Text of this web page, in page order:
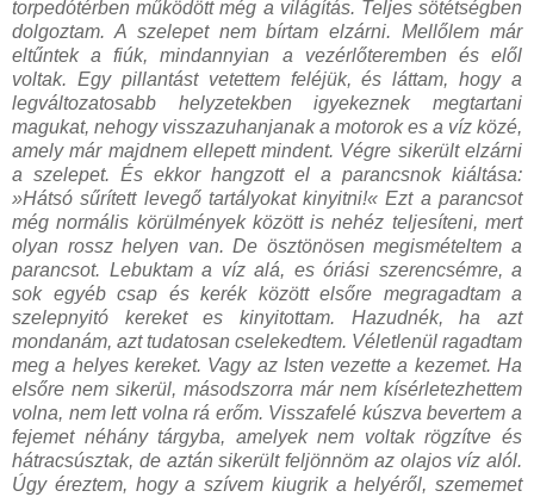
torpedótérben működött még a világítás. Teljes sötétségben
dolgoztam. A szelepet nem bírtam elzárni. Mellőlem már
eltűntek a fiúk, mindannyian a vezérlőteremben és elől
voltak. Egy pillantást vetettem feléjük, és láttam, hogy a
legváltozatosabb helyzetekben igyekeznek megtartani
magukat, nehogy visszazuhanjanak a motorok es a víz közé,
amely már majdnem ellepett mindent. Végre sikerült elzárni
a szelepet. És ekkor hangzott el a parancsnok kiáltása:
»Hátsó sűrített levegő tartályokat kinyitni!« Ezt a parancsot
még normális körülmények között is nehéz teljesíteni, mert
olyan rossz helyen van. De ösztönösen megismételtem a
parancsot. Lebuktam a víz alá, es óriási szerencsémre, a
sok egyéb csap és kerék között elsőre megragadtam a
szelepnyitó kereket es kinyitottam. Hazudnék, ha azt
mondanám, azt tudatosan cselekedtem. Véletlenül ragadtam
meg a helyes kereket. Vagy az Isten vezette a kezemet. Ha
elsőre nem sikerül, másodszorra már nem kísérletezhettem
volna, nem lett volna rá erőm. Visszafelé kúszva bevertem a
fejemet néhány tárgyba, amelyek nem voltak rögzítve és
hátracsúsztak, de aztán sikerült feljönnöm az olajos víz alól.
Úgy éreztem, hogy a szívem kiugrik a helyéről, szememet